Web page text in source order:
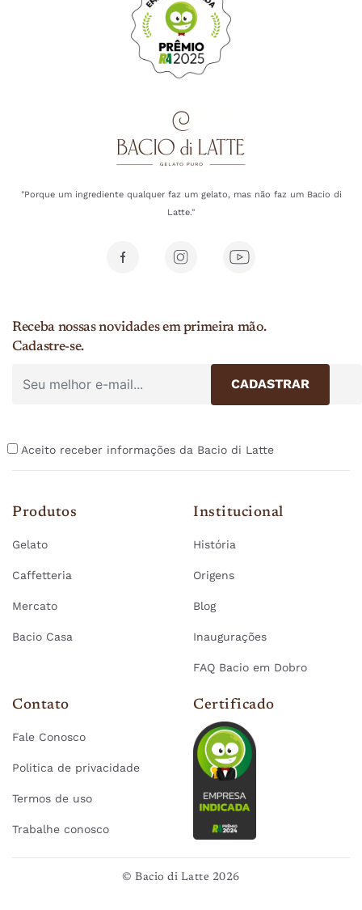
"Porque um ingrediente qualquer faz um gelato, mas não faz um Bacio di
Latte."
Receba nossas novidades em primeira mão.
Cadastre-se.
Aceito receber informações da Bacio di Latte
Produtos
Gelato
Caffetteria
Mercato
Bacio Casa
Institucional
História
Origens
Blog
Inaugurações
FAQ Bacio em Dobro
Contato
Fale Conosco
Politica de privacidade
Termos de uso
Trabalhe conosco
Certificado
© Bacio di Latte 2026